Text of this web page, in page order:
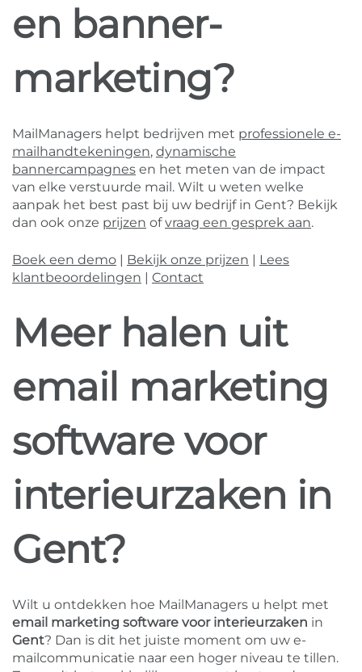
en banner-
marketing?
MailManagers helpt bedrijven met professionele e-
mailhandtekeningen, dynamische
bannercampagnes en het meten van de impact
van elke verstuurde mail. Wilt u weten welke
aanpak het best past bij uw bedrijf in Gent? Bekijk
dan ook onze prijzen ofvraag een gesprek aan.
Boek een demo Bekijk onze prijzen
Lees
klantbeoordelingen
Contact
Meer halen uit
email marketing
software voor
interieurzaken in
Gent?
Wilt u ontdekken hoe MailManagers u helpt met
email marketing software voor interieurzaken in
Gent? Dan is dit het juiste moment om uw e-
mailcommunicatie naar een hoger niveau te tillen.